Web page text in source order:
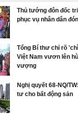
Thủ tướng đôn đốc
phục vụ nhân dân
Tổng Bí thư chỉ rõ
Việt Nam vươn lên
vượng
Nghị quyết 68-NQ/
tư cho bất động sản